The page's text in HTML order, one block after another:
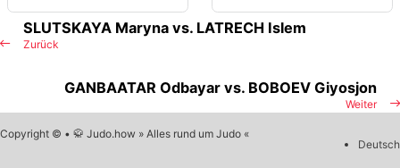
Zurück
SLUTSKAYA Maryna vs. LATRECH Islem
Weiter
GANBAATAR Odbayar vs. BOBOEV Giyosjon
Copyright © • 🥋 Judo.how » Alles rund um Judo «
Deutsch